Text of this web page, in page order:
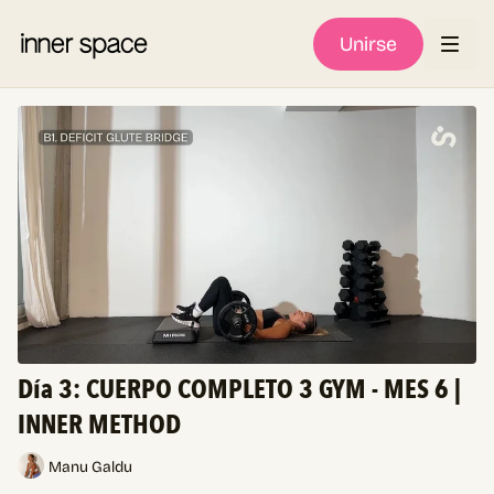
Unirse
Día 3: CUERPO COMPLETO 3 GYM - MES 6 |
INNER METHOD
Manu Galdu